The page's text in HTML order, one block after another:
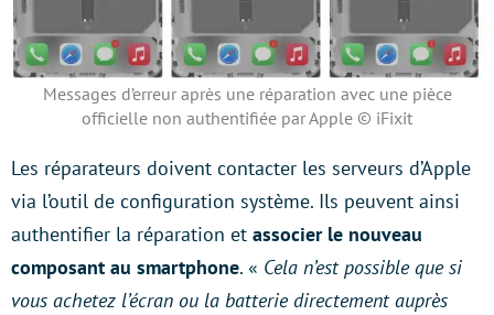
Messages d’erreur après une réparation avec une pièce
officielle non authentifiée par Apple © iFixit
Les réparateurs doivent contacter les serveurs d’Apple
via l’outil de configuration système. Ils peuvent ainsi
authentifier la réparation et associer le nouveau
composant au smartphone. « Cela n’est possible que si
vous achetez l’écran ou la batterie directement auprès